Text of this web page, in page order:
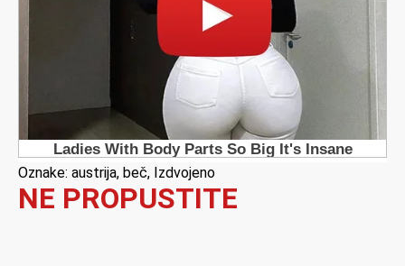
Oznake: austrija, beč, Izdvojeno
NE PROPUSTITE